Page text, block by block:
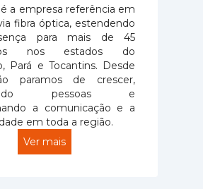
a empresa referência em
fibra óptica, estendendo
para mais de 45
nos estados do
Pará e Tocantins. Desde
paramos de crescer,
pessoas e
a comunicação e a
em toda a região.
Ver mais